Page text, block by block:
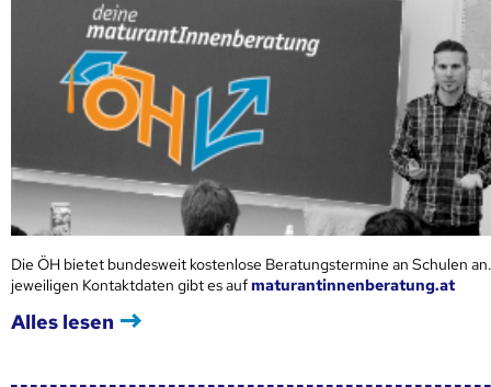
Die ÖH bietet bundesweit kostenlose Beratungstermine an Schulen
jeweiligen Kontaktdaten gibt es aufmaturantinnenberatung.at
Alles lesen